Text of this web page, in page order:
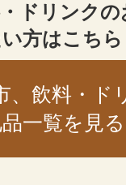
ドリンク
方はこちら
、飲料・ド
一覧を見る